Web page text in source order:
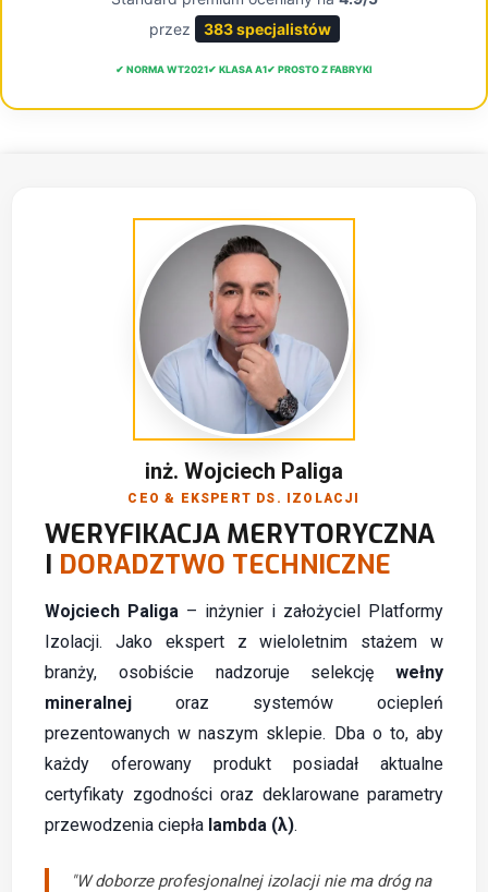
przez
383 specjalistów
✔ NORMA WT2021✔ KLASA A1✔ PROSTO Z FABRYKI
WERYFIKACJA MERYTORYCZNA
I DORADZTWO TECHNICZNE
Wojciech Paliga – inżynier i założyciel Platformy
Izolacji. Jako ekspert z wieloletnim stażem w
branży, osobiście nadzoruje selekcję wełny
mineralnej oraz systemów ociepleń
prezentowanych w naszym sklepie. Dba o to, aby
każdy oferowany produkt posiadał aktualne
certyfikaty zgodności oraz deklarowane parametry
przewodzenia ciepła lambda (λ).
"W doborze profesjonalnej izolacji nie ma dróg na
inż. Wojciech Paliga
CEO & EKSPERT DS. IZOLACJI